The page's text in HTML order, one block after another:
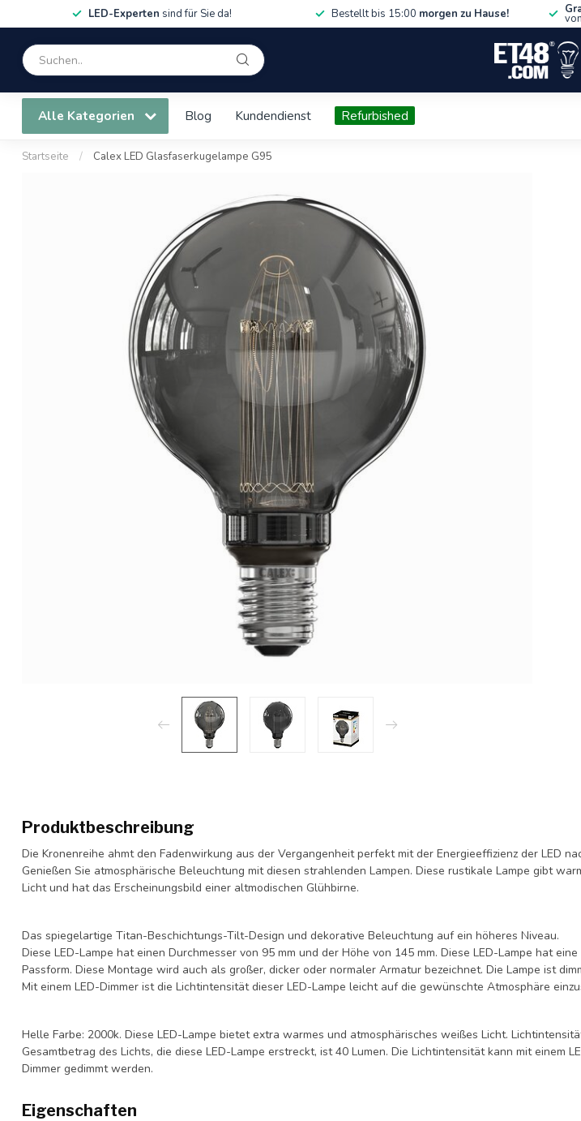
LED-Experten sind für Sie da! Bestellt bis 15:00 morgen zu Hause!
Alle Kategorien Blog Kundendienst Refurbished
Startseite / Calex LED Glasfaserkugelampe G95
Produktbeschreibung
Die Kronenreihe ahmt den Fadenwirkung aus der Vergangenheit perfekt mit der Energieeffizienz der LED
Genießen Sie atmosphärische Beleuchtung mit diesen strahlenden Lampen. Diese rustikale Lampe gibt
Licht und hat das Erscheinungsbild einer altmodischen Glühbirne.
Das spiegelartige Titan-Beschichtungs-Tilt-Design und dekorative Beleuchtung auf ein höheres Niveau.
Diese LED-Lampe hat einen Durchmesser von 95 mm und der Höhe von 145 mm. Diese LED-Lampe hat eine
Passform. Diese Montage wird auch als großer, dicker oder normaler Armatur bezeichnet. Die Lampe ist
Mit einem LED-Dimmer ist die Lichtintensität dieser LED-Lampe leicht auf die gewünschte Atmosphäre
Helle Farbe: 2000k. Diese LED-Lampe bietet extra warmes und atmosphärisches weißes Licht.
Gesamtbetrag des Lichts, die diese LED-Lampe erstreckt, ist 40 Lumen. Die Lichtintensität kann mit einem
Dimmer gedimmt werden.
Eigenschaften